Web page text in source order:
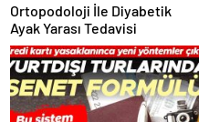
Ortopodoloji İle Diyabetik
Ayak Yarası Tedavisi